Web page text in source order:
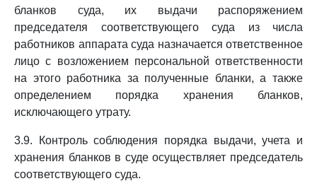
бланков суда, их выдачи распоряжением
председателя соответствующего суда из числа
работников аппарата суда назначается ответственное
лицо с возложением персональной ответственности
на этого работника за полученные бланки, а также
определением порядка хранения бланков,
исключающего утрату.
3.9. Контроль соблюдения порядка выдачи, учета и
хранения бланков в суде осуществляет председатель
соответствующего суда.